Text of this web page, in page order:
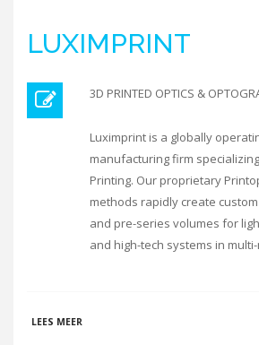
LUXIMPRINT
3D PRINTED OPTICS &
Luximprint is a globally
manufacturing firm
Printing. Our proprietary
methods rapidly create
and pre-series volumes for
and high-tech systems in
LEES MEER